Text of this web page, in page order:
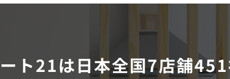
ト21は日本全国7店舗